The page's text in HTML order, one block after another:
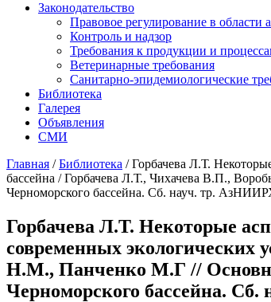
Законодательство
Правовое регулирование в области
Контроль и надзор
Требования к продукции и
Ветеринарные требования
Санитарно-эпидемиологические
Библиотека
Галерея
Объявления
СМИ
Главная /Библиотека /Горбачева Л.Т.
бассейна / Горбачева Л.Т., Чихачева В.П.,
Черноморского бассейна. Сб. науч. тр.
Горбачева Л.Т. Некоторые
современных экологических
Н.М., Панченко М.Г //
Черноморского бассейна.